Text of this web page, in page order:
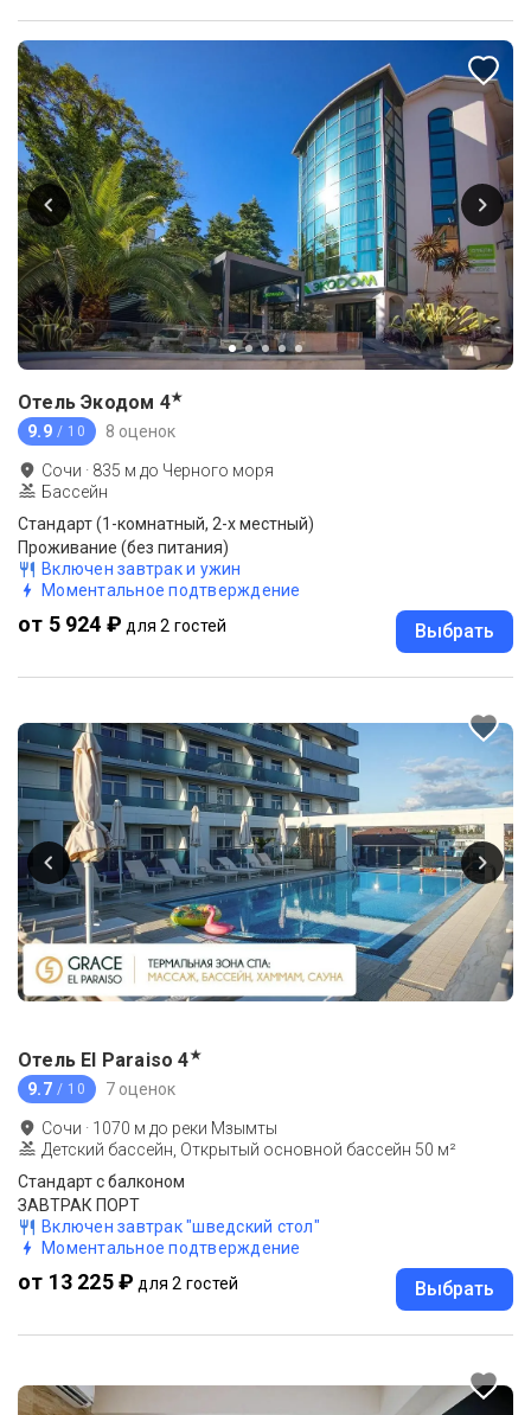
Отель Экодом 4★
9.9 / 10 8 оценок
Сочи · 835 м до Черного моря
Бассейн
Стандарт (1-комнатный, 2-х местный)
Проживание (без питания)
Включен завтрак и ужин
Моментальное подтверждение
от 5 924 ₽ для 2 гостей Выбрать
Отель El Paraiso 4★
9.7 / 10 7 оценок
Сочи · 1070 м до реки Мзымты
Детский бассейн, Открытый основной бассейн 50 м²
Стандарт c балконом
ЗАВТРАК ПОРТ
Включен завтрак "шведский стол"
Моментальное подтверждение
от 13 225 ₽ для 2 гостей Выбрать